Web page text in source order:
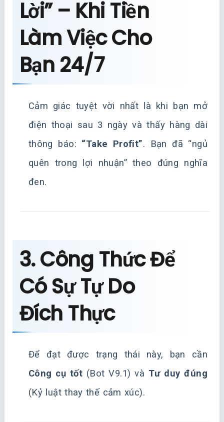
Lời” – Khi Tiền
Làm Việc Cho
Bạn 24/7
Cảm giác tuyệt vời nhất là khi bạn mở
điện thoại sau 3 ngày và thấy hàng dài
thông báo: “Take Profit”. Bạn đã “ngủ
quên trong lợi nhuận” theo đúng nghĩa
đen.
3. Công Thức Để
Có Sự Tự Do
Đích Thực
Để đạt được trạng thái này, bạn cần
Công cụ tốt (Bot V9.1) và Tư duy đúng
(Kỷ luật thay thế cảm xúc).